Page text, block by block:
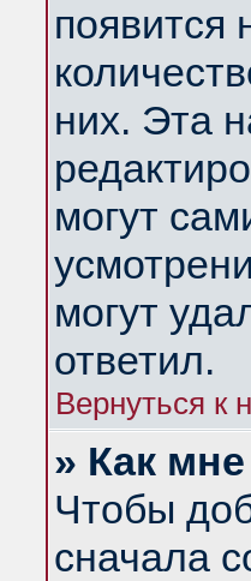
появится
них. Эта
могут
могут
ответил.
Вернуться к
» Как
Чтобы
сначала